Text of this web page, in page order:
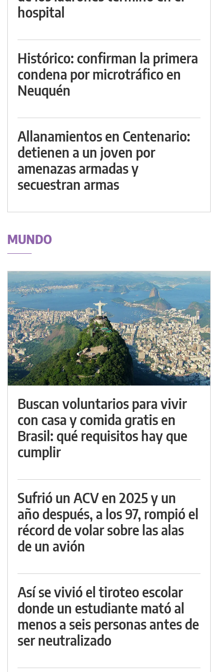
hospital
Histórico: confirman la primera
condena por microtráfico en
Neuquén
Allanamientos en Centenario:
detienen a un joven por
amenazas armadas y
secuestran armas
MUNDO
Buscan voluntarios para vivir
con casa y comida gratis en
Brasil: qué requisitos hay que
cumplir
Sufrió un ACV en 2025 y un
año después, a los 97, rompió el
récord de volar sobre las alas
de un avión
Así se vivió el tiroteo escolar
donde un estudiante mató al
menos a seis personas antes de
ser neutralizado